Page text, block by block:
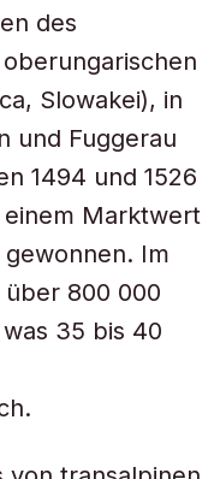
des
oberungarischen
Slowakei), in
und Fuggerau
1494 und 1526
Marktwert
Im
800 000
35 bis 40